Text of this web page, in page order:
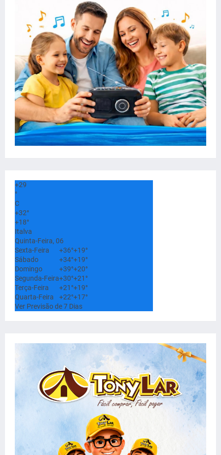
+29
°
C
+32°
+18°
Italva
Quinta-Feira, 06
Sexta-Feira
+36°+19°
Sábado
+34°+19°
Domingo
+39°+20°
Segunda-Feira+30°+21°
Terça-Feira
+21°+19°
Quarta-Feira
+22°+17°
Ver Previsão de 7 Dias